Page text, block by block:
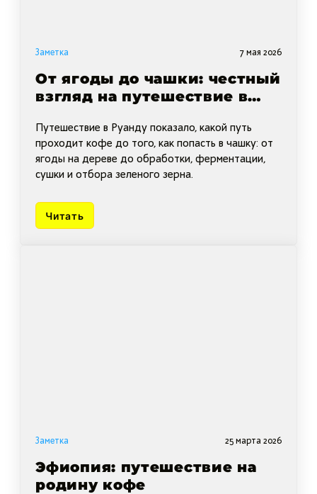
Заметка 7 мая 2026
От ягоды до чашки: честный
взгляд на путешествие в
Путешествие в Руанду показало, какой путь
проходит кофе до того, как попасть в чашку: от
ягоды на дереве до обработки, ферментации,
сушки и отбора зеленого зерна.
Читать
Заметка 25 марта 2026
Эфиопия: путешествие на
родину кофе